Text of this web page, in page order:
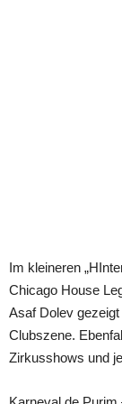
Im kleineren
Chicago House
Asaf Dolev
Clubszene.
Zirkusshows und